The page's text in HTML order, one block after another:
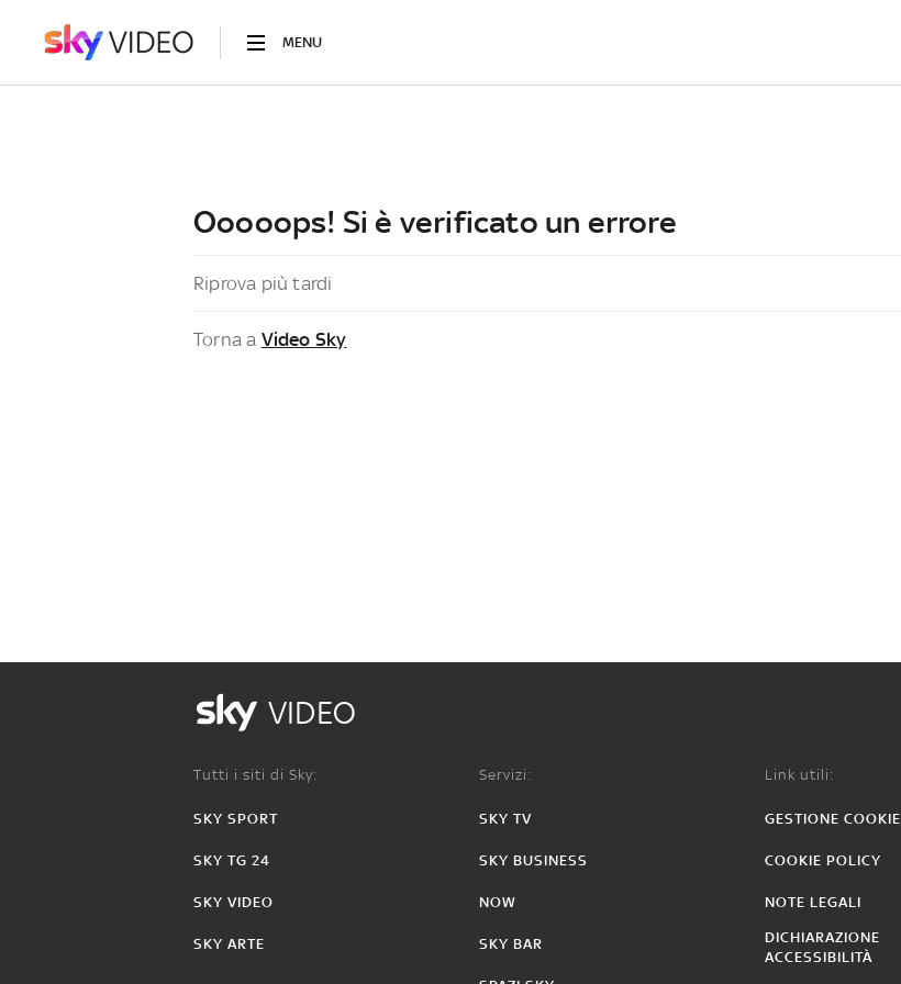
MENU
Ooooops! Si è verificato un errore
Riprova più tardi
Torna a Video Sky
VIDEO
Tutti i siti di Sky:
SKY SPORT
SKY TG 24
SKY VIDEO
SKY ARTE
Servizi:
SKY TV
SKY BUSINESS
NOW
SKY BAR
Link utili:
GESTIONE COOKIE
COOKIE POLICY
NOTE LEGALI
DICHIARAZIONE
ACCESSIBILITÀ